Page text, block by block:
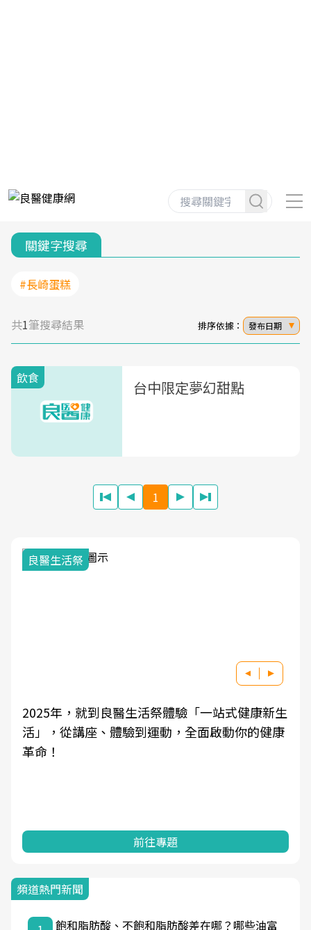
關鍵字搜尋
#長崎蛋糕
共1筆搜尋結果 排序依據： 發布日期
飲食 台中限定夢幻甜點
1
良醫生活祭
2025年，就到良醫生活祭體驗「一站式健康新生
活」，從講座、體驗到運動，全面啟動你的健康
革命！
前往專題
頻道熱門新聞
飽和脂肪酸、不飽和脂肪酸差在哪？哪些油富